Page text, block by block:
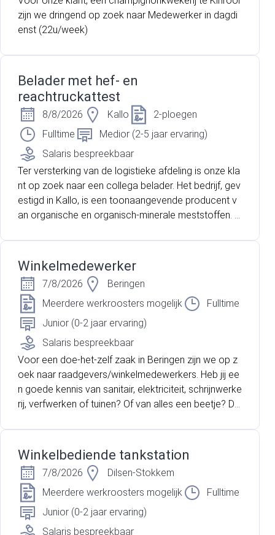
zijn we dringend op zoek naar Medewerker in dagdi
enst (22u/week)
Belader met hef- en
reachtruckattest
8/8/2026 Kallo
2-ploegen
Fulltime
Medior (2-5 jaar ervaring)
Salaris bespreekbaar
Ter versterking van de logistieke afdeling is onze kla
nt op zoek naar een collega belader. Het bedrijf, gev
estigd in Kallo, is een toonaangevende producent v
an organische en organisch-minerale meststoffen. H
aan bekend om hun hoge kwaliteit. Het productiepro
ces bestaat onder andere uit drogen, pasteuriseren,
pelletiseren en verpakken. Daarna gaan de goedere
n op transport met de vrachtwagen of gaan deze in
zeecontainers.
Winkelmedewerker
7/8/2026
Beringen
Meerdere werkroosters mogelijk
Fulltime
Junior (0-2 jaar ervaring)
Salaris bespreekbaar
Voor een doe-het-zelf zaak in Beringen zijn we op z
oek naar raadgevers/winkelmedewerkers. Heb jij ee
n goede kennis van sanitair, elektriciteit, schrijnwerke
rij, verfwerken of tuinen? Of van alles een beetje? Da
Winkelbediende tankstation
7/8/2026
Dilsen-Stokkem
Meerdere werkroosters mogelijk
Fulltime
Junior (0-2 jaar ervaring)
Salaris bespreekbaar